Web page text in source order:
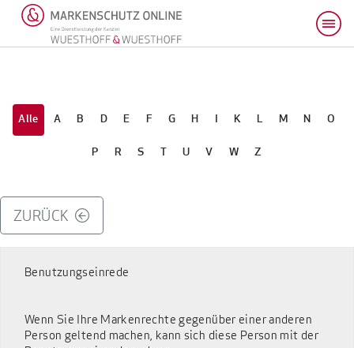
Alle A B D E F G H I K L M N O
P R S T U V W Z
ZURÜCK
Benutzungseinrede
Wenn Sie Ihre Markenrechte gegenüber einer anderen
Person geltend machen, kann sich diese Person mit der